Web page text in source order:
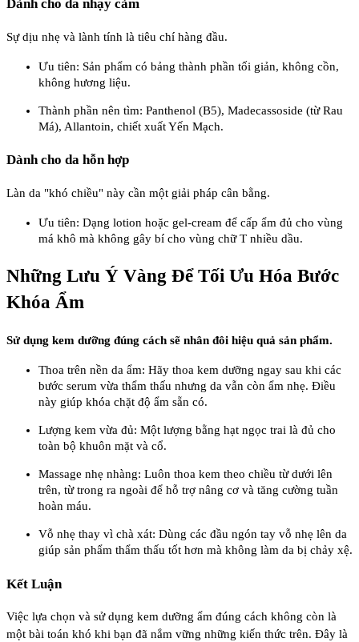
Dành cho da nhạy cảm
Sự dịu nhẹ và lành tính là tiêu chí hàng đầu.
Ưu tiên: Sản phẩm có bảng thành phần tối giản, không cồn,
không hương liệu.
Thành phần nên tìm: Panthenol (B5), Madecassoside (từ Rau
Má), Allantoin, chiết xuất Yến Mạch.
Dành cho da hỗn hợp
Làn da "khó chiều" này cần một giải pháp cân bằng.
Ưu tiên: Dạng lotion hoặc gel-cream để cấp ẩm đủ cho vùng
má khô mà không gây bí cho vùng chữ T nhiều dầu.
Những Lưu Ý Vàng Để Tối Ưu Hóa Bước
Khóa Ẩm
Sử dụng kem dưỡng đúng cách sẽ nhân đôi hiệu quả sản phẩm.
Thoa trên nền da ẩm: Hãy thoa kem dưỡng ngay sau khi các
bước serum vừa thẩm thấu nhưng da vẫn còn ẩm nhẹ. Điều
này giúp khóa chặt độ ẩm sẵn có.
Lượng kem vừa đủ: Một lượng bằng hạt ngọc trai là đủ cho
toàn bộ khuôn mặt và cổ.
Massage nhẹ nhàng: Luôn thoa kem theo chiều từ dưới lên
trên, từ trong ra ngoài để hỗ trợ nâng cơ và tăng cường tuần
hoàn máu.
Vỗ nhẹ thay vì chà xát: Dùng các đầu ngón tay vỗ nhẹ lên da
giúp sản phẩm thẩm thấu tốt hơn mà không làm da bị chảy xệ.
Kết Luận
Việc lựa chọn và sử dụng kem dưỡng ẩm đúng cách không còn là
một bài toán khó khi bạn đã nắm vững những kiến thức trên. Đây là